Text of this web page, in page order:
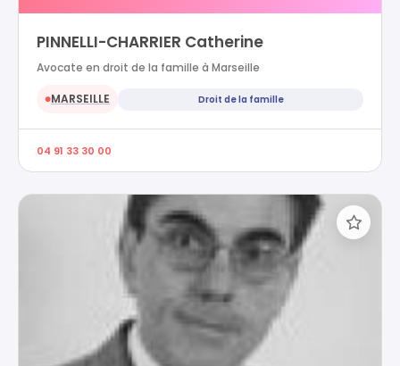
PINNELLI-CHARRIER Catherine
Avocate en droit de la famille à Marseille
●MARSEILLE Droit de la famille
04 91 33 30 00